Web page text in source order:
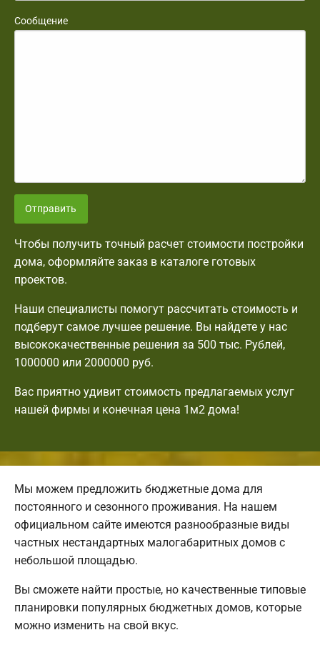
Сообщение
Отправить
Чтобы получить точный расчет стоимости постройки
дома, оформляйте заказ в каталоге готовых
проектов.
Наши специалисты помогут рассчитать стоимость и
подберут самое лучшее решение. Вы найдете у нас
высококачественные решения за 500 тыс. Рублей,
1000000 или 2000000 руб.
Вас приятно удивит стоимость предлагаемых услуг
нашей фирмы и конечная цена 1м2 дома!
Мы можем предложить бюджетные дома для
постоянного и сезонного проживания. На нашем
официальном сайте имеются разнообразные виды
частных нестандартных малогабаритных домов с
небольшой площадью.
Вы сможете найти простые, но качественные типовые
планировки популярных бюджетных домов, которые
можно изменить на свой вкус.